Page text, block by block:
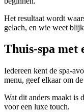
Het resultaat wordt
gelach, en wie weet
Thuis-spa met
Iedereen kent de spa-
menu, geef elkaar om
Wat dit anders maakt is
voor een luxe touch.